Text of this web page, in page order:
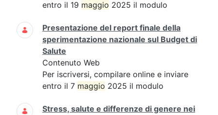
entro il 19 maggio 2025 il modulo
Presentazione del report finale della
sperimentazione nazionale sul Budget di
Salute
Contenuto Web
Per iscriversi, compilare online e inviare
entro il 7 maggio 2025 il modulo
Stress, salute e differenze di genere nei